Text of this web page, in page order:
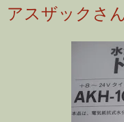
アスザックさ